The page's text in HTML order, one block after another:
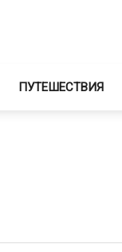
ПУТЕШЕСТВИЯ